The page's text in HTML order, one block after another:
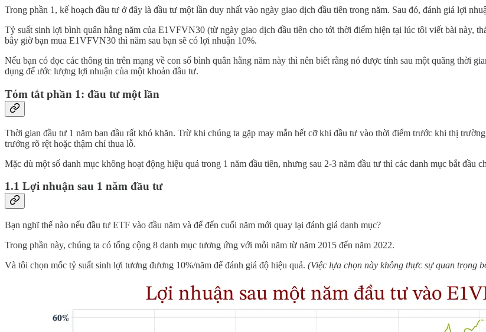
Trong phần 1, kế hoạch đầu tư ở đây là đầu tư một lần duy nhất vào ngày giao dịch đầu tiên trong năm. Sau đó, đánh giá lợi
Tỷ suất sinh lợi bình quân hằng năm của E1VFVN30 (từ ngày giao dịch đầu tiên cho tới thời điểm hiện tại lúc tôi viết bài này,
bây giờ bạn mua E1VFVN30 thì năm sau bạn sẽ có lợi nhuận 10%.
Nếu bạn có đọc các thông tin trên mạng về con số bình quân hằng năm này thì nên biết rằng nó được tính sau một quãng thời
dụng để ước lượng lợi nhuận của một khoản đầu tư.
Tóm tắt phần 1: đầu tư một lần
Thời gian đầu tư 1 năm ban đầu rất khó khăn. Trừ khi chúng ta gặp may mắn hết cỡ khi đầu tư vào thời điểm trước khi thị
trưởng rõ rệt hoặc thậm chí thua lỗ.
Mặc dù một số danh mục không hoạt động hiệu quả trong 1 năm đầu tiên, nhưng sau 2-3 năm đầu tư thì các danh mục bắt đầu
1.1 Lợi nhuận sau 1 năm đầu tư
Bạn nghĩ thế nào nếu đầu tư ETF vào đầu năm và để đến cuối năm mới quay lại đánh giá danh mục?
Trong phần này, chúng ta có tổng cộng 8 danh mục tương ứng với mỗi năm từ năm 2015 đến năm 2022.
Và tôi chọn mốc tỷ suất sinh lợi tương đương 10%/năm để đánh giá độ hiệu quả. (Việc lựa chọn này không thực sự quan trọng